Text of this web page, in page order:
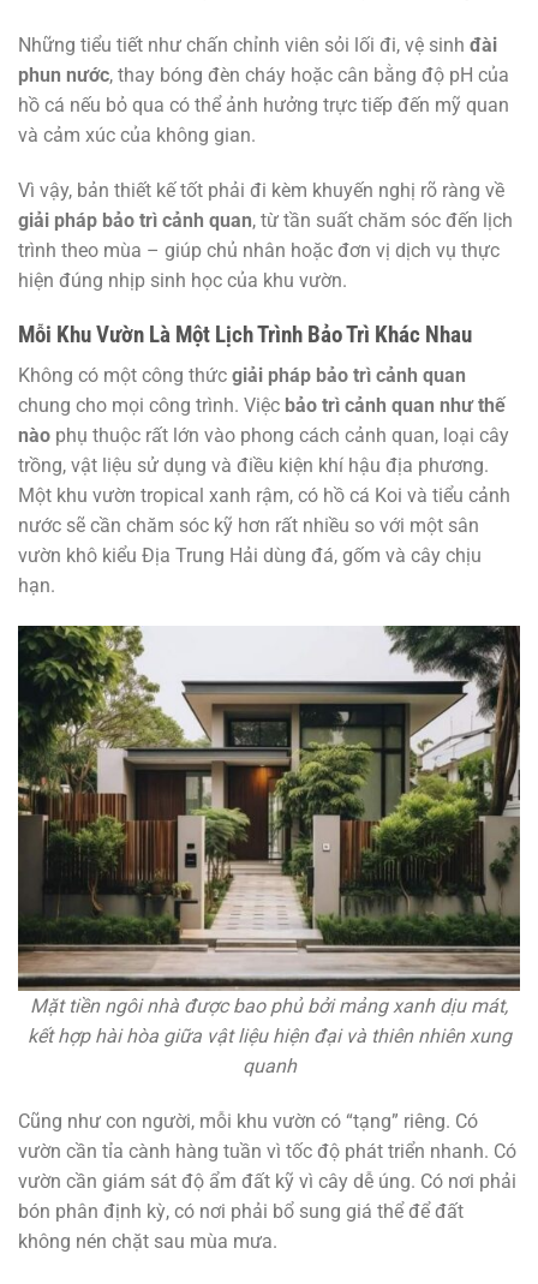
Những tiểu tiết như chấn chỉnh viên sỏi lối đi, vệ sinh đài
phun nước, thay bóng đèn cháy hoặc cân bằng độ pH của
hồ cá nếu bỏ qua có thể ảnh hưởng trực tiếp đến mỹ quan
và cảm xúc của không gian.
Vì vậy, bản thiết kế tốt phải đi kèm khuyến nghị rõ ràng về
giải pháp bảo trì cảnh quan, từ tần suất chăm sóc đến lịch
trình theo mùa – giúp chủ nhân hoặc đơn vị dịch vụ thực
hiện đúng nhịp sinh học của khu vườn.
Mỗi Khu Vườn Là Một Lịch Trình Bảo Trì Khác Nhau
Không có một công thức giải pháp bảo trì cảnh quan
chung cho mọi công trình. Việc bảo trì cảnh quan như thế
nào phụ thuộc rất lớn vào phong cách cảnh quan, loại cây
trồng, vật liệu sử dụng và điều kiện khí hậu địa phương.
Một khu vườn tropical xanh rậm, có hồ cá Koi và tiểu cảnh
nước sẽ cần chăm sóc kỹ hơn rất nhiều so với một sân
vườn khô kiểu Địa Trung Hải dùng đá, gốm và cây chịu
hạn.
Mặt tiền ngôi nhà được bao phủ bởi mảng xanh dịu mát,
kết hợp hài hòa giữa vật liệu hiện đại và thiên nhiên xung
quanh
Cũng như con người, mỗi khu vườn có “tạng” riêng. Có
vườn cần tỉa cành hàng tuần vì tốc độ phát triển nhanh. Có
vườn cần giám sát độ ẩm đất kỹ vì cây dễ úng. Có nơi phải
bón phân định kỳ, có nơi phải bổ sung giá thể để đất
không nén chặt sau mùa mưa.